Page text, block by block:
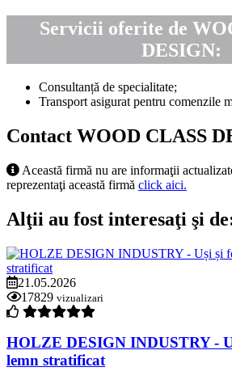
Servicii oferite de
DESIGN:
Consultanță de specialitate;
Transport asigurat pentru comenzile
Contact WOOD CLASS
Această firmă nu are informaţii
reprezentaţi această firmă click aici.
Alţii au fost interesaţi şi
21.05.2026
17829 vizualizari
HOLZE DESIGN INDUSTRY -
lemn stratificat